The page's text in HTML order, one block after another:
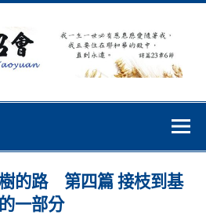
的路 第四篇 接枝到基
一部分